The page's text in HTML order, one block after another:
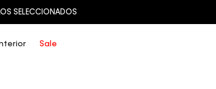
SELECCIONADOS
Sale